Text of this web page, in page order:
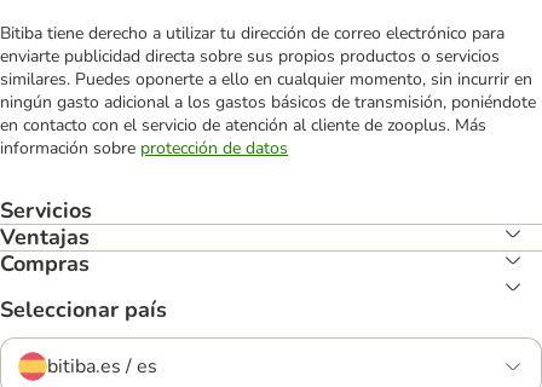
Bitiba tiene derecho a utilizar tu dirección de correo electrónico para
enviarte publicidad directa sobre sus propios productos o servicios
similares. Puedes oponerte a ello en cualquier momento, sin incurrir en
ningún gasto adicional a los gastos básicos de transmisión, poniéndote
en contacto con el servicio de atención al cliente de zooplus. Más
información sobre protección de datos
Servicios
Ventajas
Compras
Seleccionar país
bitiba.es / es